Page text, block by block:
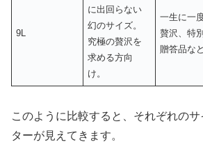
9L
に出回らない
幻のサイズ。
究極の贅沢を
求める方向
け。
一生に一
贅沢、特
贈答品な
このように比較すると、それぞれの
ターが見えてきます。